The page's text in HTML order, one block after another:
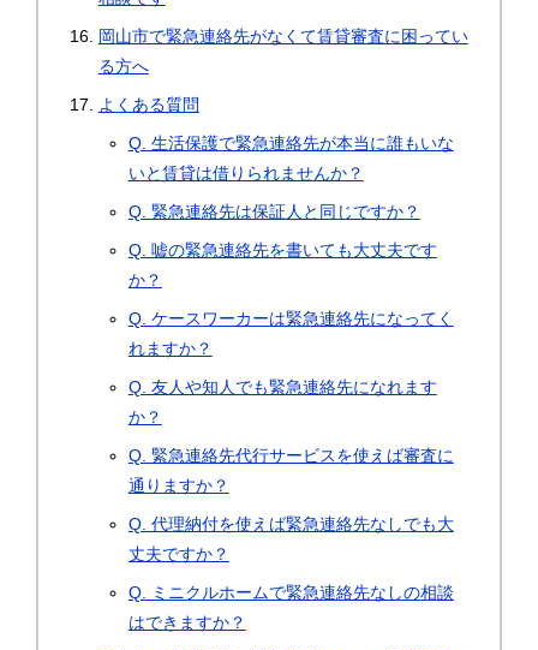
岡山市で緊急連絡先がなくて賃貸審査に困ってい
る方へ
よくある質問
Q. 生活保護で緊急連絡先が本当に誰もいな
いと賃貸は借りられませんか？
Q. 緊急連絡先は保証人と同じですか？
Q. 嘘の緊急連絡先を書いても大丈夫です
か？
Q. ケースワーカーは緊急連絡先になってく
れますか？
Q. 友人や知人でも緊急連絡先になれます
か？
Q. 緊急連絡先代行サービスを使えば審査に
通りますか？
Q. 代理納付を使えば緊急連絡先なしでも大
丈夫ですか？
Q. ミニクルホームで緊急連絡先なしの相談
はできますか？